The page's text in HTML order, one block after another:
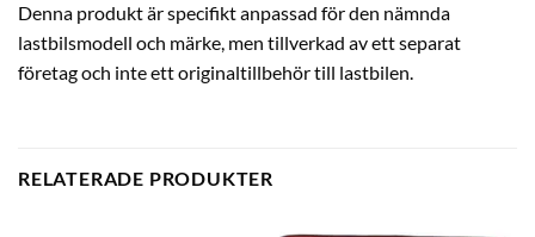
Denna produkt är specifikt anpassad för den nämnda
lastbilsmodell och märke, men tillverkad av ett separat
företag och inte ett originaltillbehör till lastbilen.
RELATERADE PRODUKTER